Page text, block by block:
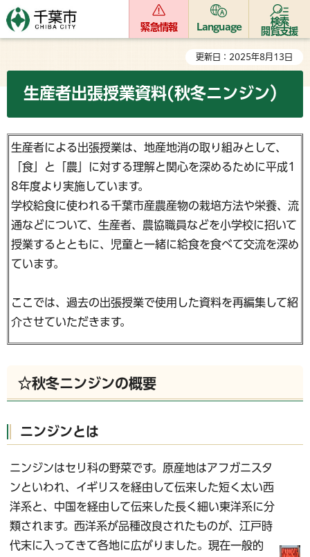
緊急情報 Language
検索
閲覧支援
更新日：2025年8月13日
生産者出張授業資料(秋冬ニンジン）
生産者による出張授業は、地産地消の取り組みとして、
「食」と「農」に対する理解と関心を深めるために平成1
8年度より実施しています。
学校給食に使われる千葉市産農産物の栽培方法や栄養、流
通などについて、生産者、農協職員などを小学校に招いて
授業するとともに、児童と一緒に給食を食べて交流を深め
ています。
ここでは、過去の出張授業で使用した資料を再編集して紹
介させていただきます。
☆秋冬ニンジンの概要
ニンジンとは
ニンジンはセリ科の野菜です。原産地はアフガニスタ
ンといわれ、イギリスを経由して伝来した短く太い西
洋系と、中国を経由して伝来した長く細い東洋系に分
類されます。西洋系が品種改良されたものが、江戸時
代末に入ってきて各地に広がりました。現在一般的